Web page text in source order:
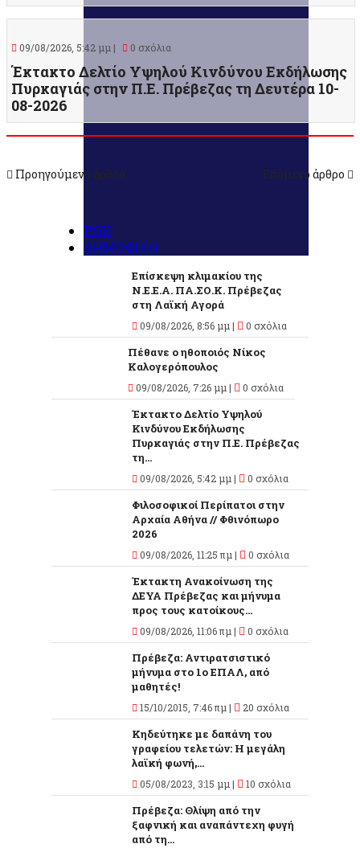
09/08/2026, 5:42 μμ | 0 σχόλια
Έκτακτο Δελτίο Υψηλού Κινδύνου Εκδήλωσης
Πυρκαγιάς στην Π.Ε. Πρέβεζας τη Δευτέρα 10-
08-2026
Προηγούμενο άρθρο Επόμενο άρθρο
ΡΟΗ
ΔΗΜΟΦΙΛΗ
Επίσκεψη κλιμακίου της
Ν.Ε.Ε.Α. ΠΑ.ΣΟ.Κ. Πρέβεζας
στη Λαϊκή Αγορά
09/08/2026, 8:56 μμ | 0 σχόλια
Πέθανε ο ηθοποιός Νίκος
Καλογερόπουλος
09/08/2026, 7:26 μμ | 0 σχόλια
Έκτακτο Δελτίο Υψηλού
Κινδύνου Εκδήλωσης
Πυρκαγιάς στην Π.Ε. Πρέβεζας
τη...
09/08/2026, 5:42 μμ | 0 σχόλια
Φιλοσοφικοί Περίπατοι στην
Αρχαία Αθήνα // Φθινόπωρο
2026
09/08/2026, 11:25 πμ | 0 σχόλια
Έκτακτη Ανακοίνωση της
ΔΕΥΑ Πρέβεζας και μήνυμα
προς τους κατοίκους...
09/08/2026, 11:06 πμ | 0 σχόλια
Πρέβεζα: Αντιρατσιστικό
μήνυμα στο 1ο ΕΠΑΛ, από
μαθητές!
15/10/2015, 7:46 πμ | 20 σχόλια
Κηδεύτηκε με δαπάνη του
γραφείου τελετών: Η μεγάλη
λαϊκή φωνή,...
05/08/2023, 3:15 μμ | 10 σχόλια
Πρέβεζα: Θλίψη από την
ξαφνική και αναπάντεχη φυγή
από τη...